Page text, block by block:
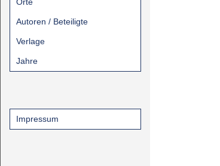
Autoren / Beteiligte
Verlage
Jahre
Impressum